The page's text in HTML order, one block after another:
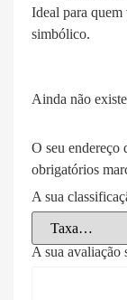
Ideal para
simbólico.
Ainda não
O seu endereço
obrigatórios
A sua
A sua avaliação